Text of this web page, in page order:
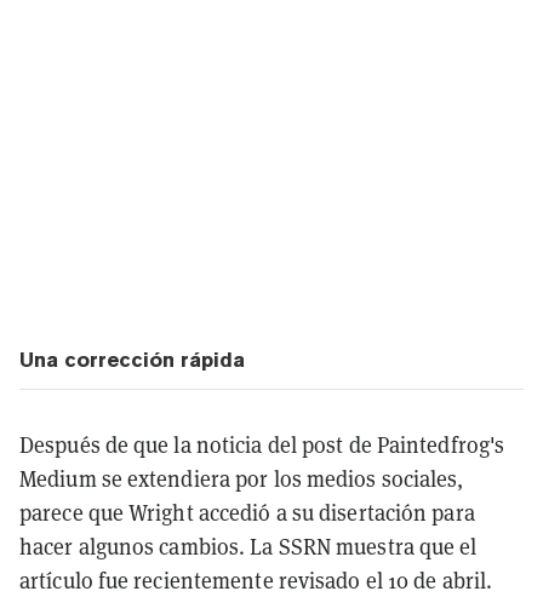
Una corrección rápida
Después de que la noticia del post de Paintedfrog's
Medium se extendiera por los medios sociales,
parece que Wright accedió a su disertación para
hacer algunos cambios. La SSRN muestra que el
artículo fue recientemente revisado el 10 de abril.